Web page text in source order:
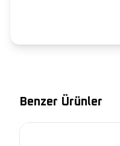
Benzer Ürünler